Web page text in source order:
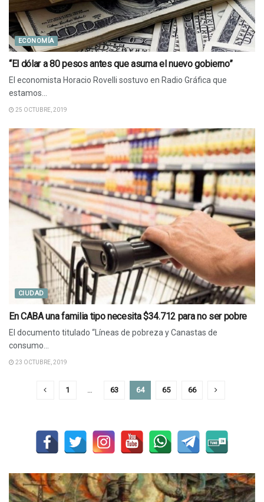
ECONOMÍA
“El dólar a 80 pesos antes que asuma el nuevo gobierno”
El economista Horacio Rovelli sostuvo en Radio Gráfica que
estamos...
25 OCTUBRE, 2019
CIUDAD
En CABA una familia tipo necesita $34.712 para no ser pobre
El documento titulado “Líneas de pobreza y Canastas de
consumo...
23 OCTUBRE, 2019
1 63 64 65 66